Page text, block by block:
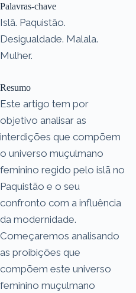
Palavras-chave
Islã. Paquistão.
Desigualdade. Malala.
Mulher.
Resumo
Este artigo tem por
objetivo analisar as
interdições que compõem
o universo muçulmano
feminino regido pelo islã no
Paquistão e o seu
confronto com a influência
da modernidade.
Começaremos analisando
as proibições que
compõem este universo
feminino muçulmano